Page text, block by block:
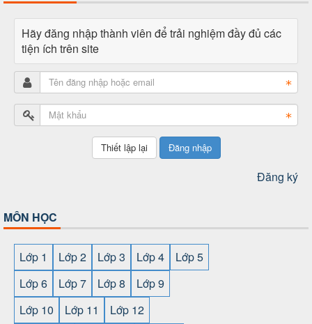
Hãy đăng nhập thành viên để trải nghiệm đầy đủ các
tiện ích trên site
Đăng nhập
Đăng ký
MÔN HỌC
Lớp 1 Lớp 2 Lớp 3 Lớp 4
Lớp 5
Lớp 6
Lớp 7 Lớp 8
Lớp 9
Lớp 10
Lớp 11
Lớp 12